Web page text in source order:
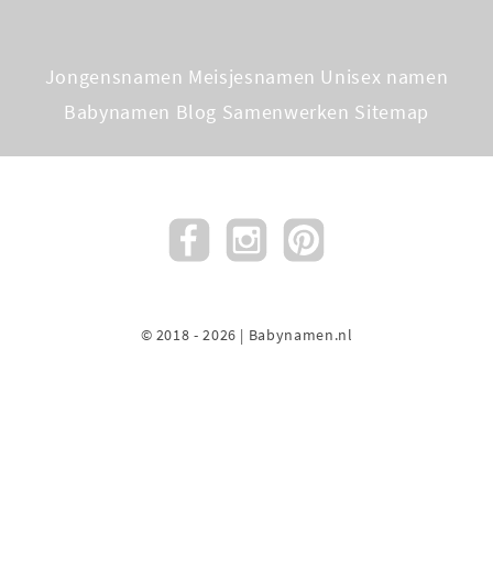
Jongensnamen Meisjesnamen Unisex namen
Babynamen Blog Samenwerken Sitemap
© 2018 - 2026 | Babynamen.nl